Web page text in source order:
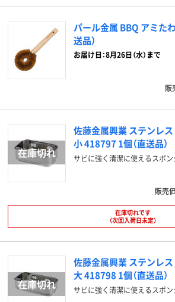
パール金属 BBQ アミた
送品）
お届け日：8月26日（水）まで
販
佐藤金属興業 ステンレ
小 418797 1個（直送品）
サビに強く清潔に使えるスポ
販売
在庫切れです
（次回入荷日未定）
佐藤金属興業 ステンレ
大 418798 1個（直送品）
サビに強く清潔に使えるスポ